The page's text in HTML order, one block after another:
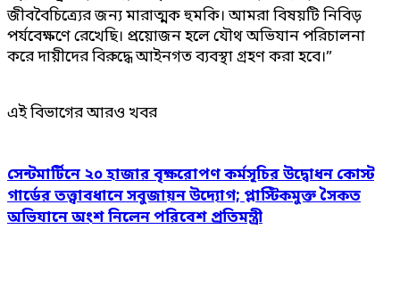
জীববৈচিত্র্যের জন্য মারাত্মক হুমকি। আমরা বিষয়টি নিবিড়
পর্যবেক্ষণে রেখেছি। প্রয়োজন হলে যৌথ অভিযান পরিচালনা
করে দায়ীদের বিরুদ্ধে আইনগত ব্যবস্থা গ্রহণ করা হবে।”
এই বিভাগের আরও খবর
সেন্টমার্টিনে ২০ হাজার বৃক্ষরোপণ কর্মসূচির উদ্বোধন কোস্ট
গার্ডের তত্ত্বাবধানে সবুজায়ন উদ্যোগ; প্লাস্টিকমুক্ত সৈকত
অভিযানে অংশ নিলেন পরিবেশ প্রতিমন্ত্রী